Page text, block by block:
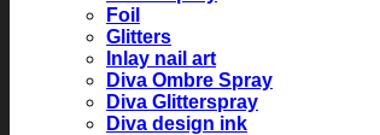
Foil
Glitters
Inlay nail art
Diva Ombre Spray
Diva Glitterspray
Diva design ink